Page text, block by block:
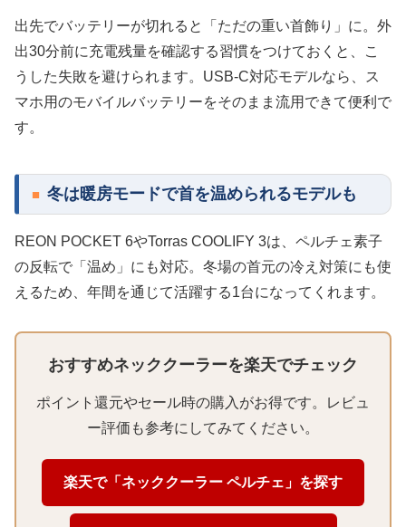
出先でバッテリーが切れると「ただの重い首飾り」に。外
出30分前に充電残量を確認する習慣をつけておくと、こ
うした失敗を避けられます。USB-C対応モデルなら、ス
マホ用のモバイルバッテリーをそのまま流用できて便利で
す。
冬は暖房モードで首を温められるモデルも
REON POCKET 6やTorras COOLIFY 3は、ペルチェ素子
の反転で「温め」にも対応。冬場の首元の冷え対策にも使
えるため、年間を通じて活躍する1台になってくれます。
おすすめネッククーラーを楽天でチェック
ポイント還元やセール時の購入がお得です。レビュ
ー評価も参考にしてみてください。
楽天で「ネッククーラー ペルチェ」を探す